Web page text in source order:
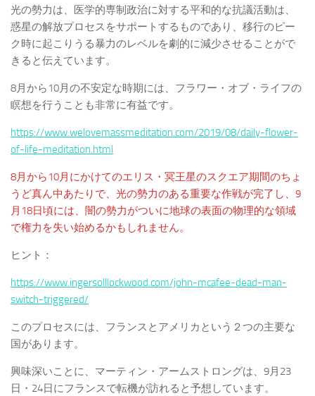
光の勢力は、医学的専制政治に対する平和的な抗議活動は、
惑星の解放プロセスをサポートするものであり、移行のピー
ク時に起こりうる暴力のレベルを劇的に減少させることがで
きると伝えています。
8月から10月の不安定な時期には、フラワー・オブ・ライフの
瞑想を行うことも非常に有益です。
https://www.welovemassmeditation.com/2019/08/daily-flower-
of-life-meditation.html
8月から10月にかけてのエリス・冥王星のスクエア期間のちょ
うど真ん中あたりで、光の勢力のある重要な作戦が完了し、9
月18日頃には、闇の勢力がついに地球の表面の物理的な領域
で権力を失い始めるかもしれません。
ヒント：
https://www.ingersolllockwood.com/john-mcafee-dead-man-
switch-triggered/
このプロセスには、フランスとアメリカという２つの主要な
国があります。
興味深いことに、マーティン・アームストロングは、9月23
日・24日にフランスで転機が訪れると予想しています。